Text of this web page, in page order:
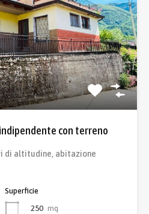
con terreno
di altitudine, abitazione
Superficie
250 mq